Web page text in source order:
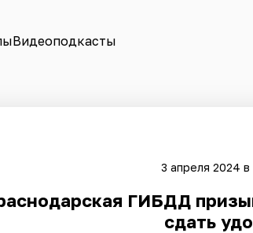
Видеоподкасты
3 апреля 2024 в
ГИБДД
сдать